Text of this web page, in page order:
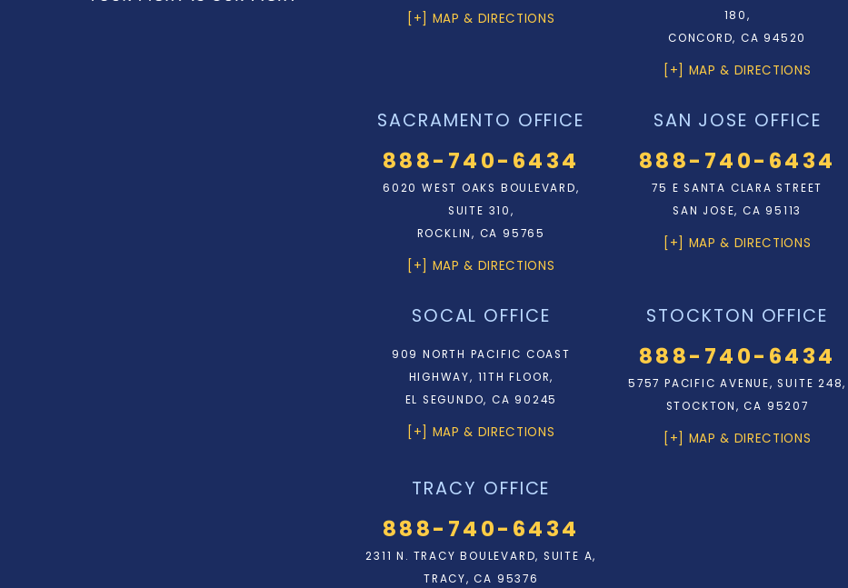
[+] MAP & DIRECTIONS
180,
CONCORD, CA 94520
[+] MAP & DIRECTIONS
SACRAMENTO OFFICE
888-740-6434
6020 WEST OAKS BOULEVARD,
SUITE 310,
ROCKLIN, CA 95765
[+] MAP & DIRECTIONS
SAN JOSE OFFICE
888-740-6434
75 E SANTA CLARA STREET
SAN JOSE, CA 95113
[+] MAP & DIRECTIONS
SOCAL OFFICE
909 NORTH PACIFIC COAST
HIGHWAY, 11TH FLOOR,
EL SEGUNDO, CA 90245
[+] MAP & DIRECTIONS
STOCKTON OFFICE
888-740-6434
5757 PACIFIC AVENUE, SUITE 248,
STOCKTON, CA 95207
[+] MAP & DIRECTIONS
TRACY OFFICE
888-740-6434
2311 N. TRACY BOULEVARD, SUITE A,
TRACY, CA 95376